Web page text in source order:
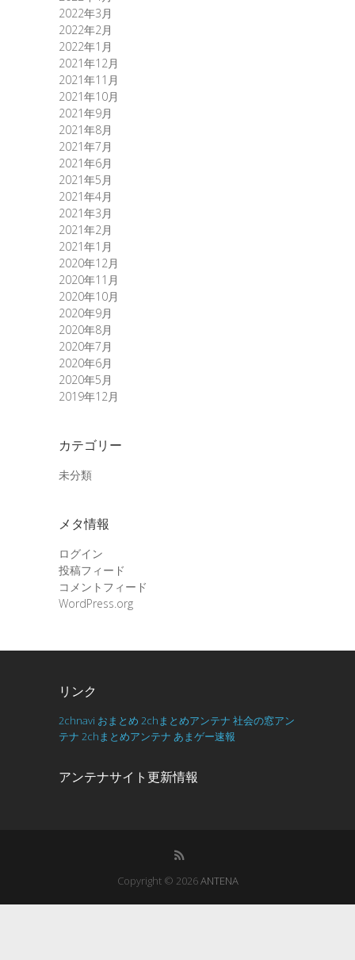
2022年3月
2022年2月
2022年1月
2021年12月
2021年11月
2021年10月
2021年9月
2021年8月
2021年7月
2021年6月
2021年5月
2021年4月
2021年3月
2021年2月
2021年1月
2020年12月
2020年11月
2020年10月
2020年9月
2020年8月
2020年7月
2020年6月
2020年5月
2019年12月
カテゴリー
未分類
メタ情報
ログイン
投稿フィード
コメントフィード
WordPress.org
リンク
2chnavi おまとめ 2chまとめアンテナ 社会の窓アン
テナ 2chまとめアンテナ あまゲー速報
アンテナサイト更新情報
Copyright © 2026ANTENA